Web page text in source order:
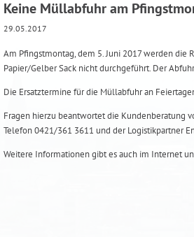
Keine Müllabfuhr am
29.05.2017
Am Pfingstmontag, dem 5. Juni 2017 werden
Papier/Gelber Sack nicht durchgeführt. Der
Die Ersatztermine für die Müllabfuhr an
Fragen hierzu beantwortet die Kundenberatung
Telefon 0421/361 3611 und der Logistikpartner
Weitere Informationen gibt es auch im Internet